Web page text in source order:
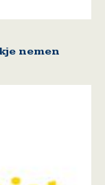
nemen